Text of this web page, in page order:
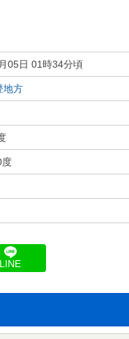
05日 01時34分頃
地方
度
LINE